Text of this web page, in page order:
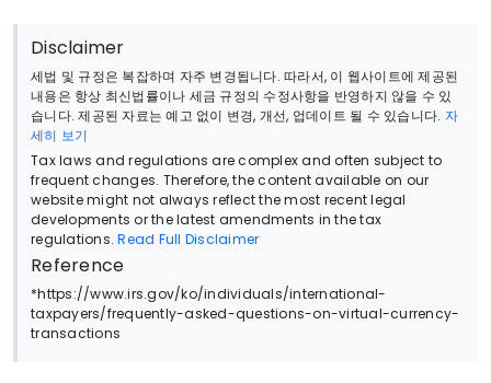
Disclaimer
세법 및 규정은 복잡하며 자주 변경됩니다. 따라서, 이 웹사이트에 제공된
내용은 항상 최신법률이나 세금 규정의 수정사항을 반영하지 않을 수 있
습니다. 제공된 자료는 예고 없이 변경, 개선, 업데이트 될 수 있습니다. 자
세히 보기
Tax laws and regulations are complex and often subject to
frequent changes. Therefore, the content available on our
website might not always reflect the most recent legal
developments or the latest amendments in the tax
regulations.Read Full Disclaimer
Reference
*https://www.irs.gov/ko/individuals/international-
taxpayers/frequently-asked-questions-on-virtual-currency-
transactions